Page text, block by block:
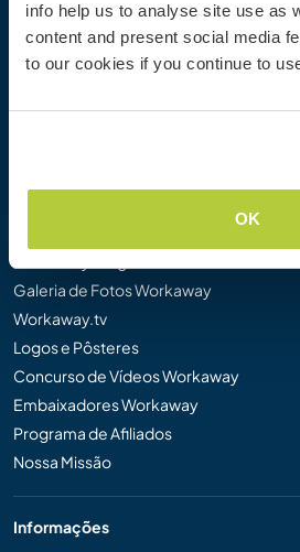
info help us to analyse site use as
content and present social media
to our cookies if you continue to
OK
Informações para anfitriões
Informações para Workawayers
Cadastrar-se como workawayer
Galeria de Fotos Workaway
Workaway.tv
Logos e Pôsteres
Concurso de Vídeos Workaway
Embaixadores Workaway
Programa de Afiliados
Nossa Missão
Informações